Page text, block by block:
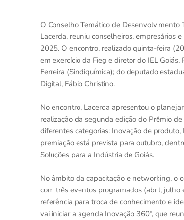
O Conselho Temático de Desenvolvimento
Lacerda, reuniu conselheiros, empresários
2025. O encontro, realizado quinta-feira
em exercício da Fieg e diretor do IEL
Ferreira (Sindiquímica); do deputado
Digital, Fábio Christino.
No encontro, Lacerda apresentou o
realização da segunda edição do Prêmio
diferentes categorias: Inovação de
premiação está prevista para outubro,
Soluções para a Indústria de Goiás.
No âmbito da capacitação e networking, o
com três eventos programados (abril, julho
referência para troca de conhecimento e
vai iniciar a agenda Inovação 360º, que